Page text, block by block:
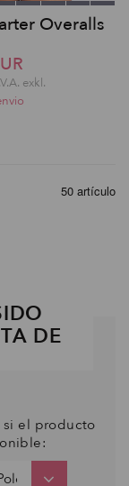
Overalls
exkl.
50 artículo
DE
el producto